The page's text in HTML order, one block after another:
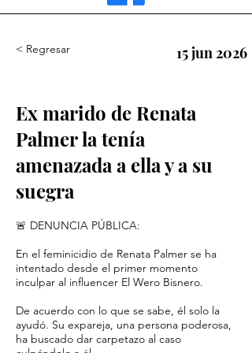
< Regresar 15 jun 2026
Ex marido de Renata
Palmer la tenía
amenazada a ella y a su
suegra
🚨 DENUNCIA PÚBLICA:
En el feminicidio de Renata Palmer se ha
intentado desde el primer momento
inculpar al influencer El Wero Bisnero.
De acuerdo con lo que se sabe, él solo la
ayudó. Su expareja, una persona poderosa,
ha buscado dar carpetazo al caso